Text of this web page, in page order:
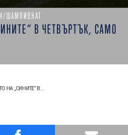
ШАМПИОНАТ
В ЧЕТВЪРТЪК, САМО
НА „СИНИТЕ“ В...